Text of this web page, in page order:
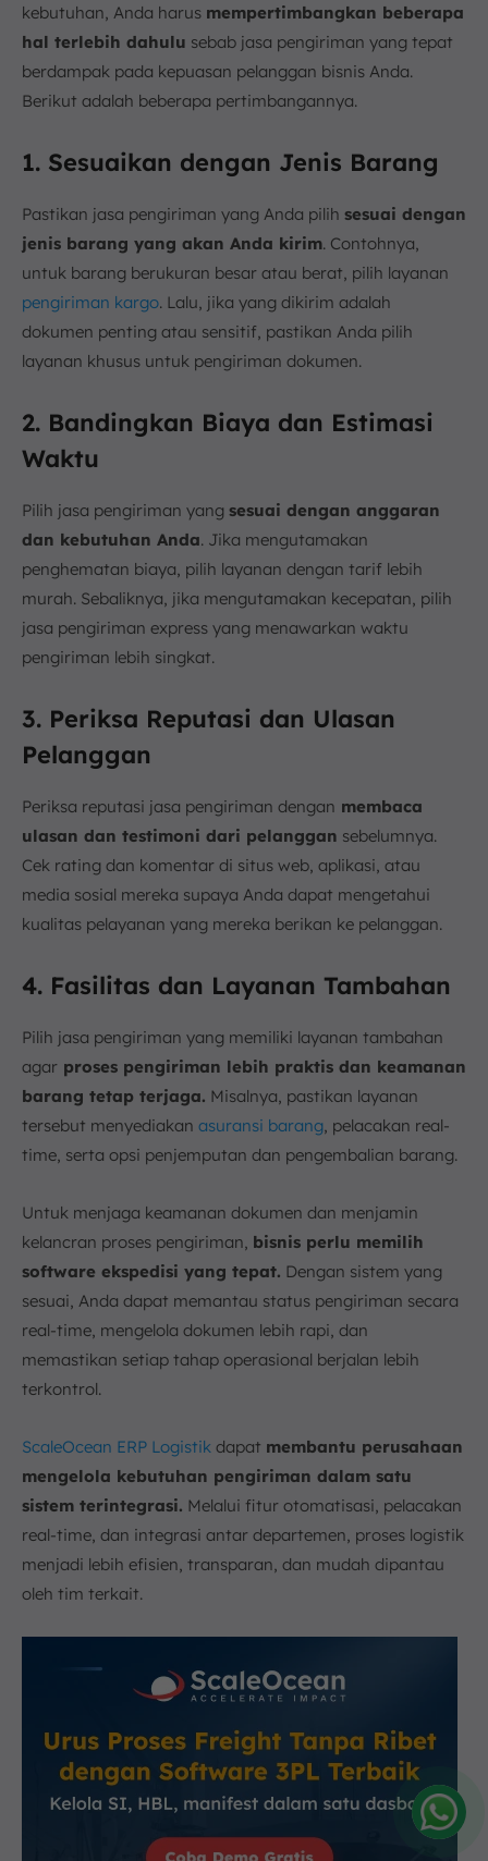
kebutuhan, Anda harus mempertimbangkan beberapa
hal terlebih dahulu sebab jasa pengiriman yang tepat
berdampak pada kepuasan pelanggan bisnis Anda.
Berikut adalah beberapa pertimbangannya.
1. Sesuaikan dengan Jenis Barang
Pastikan jasa pengiriman yang Anda pilih sesuai dengan
jenis barang yang akan Anda kirim. Contohnya,
untuk barang berukuran besar atau berat, pilih layanan
pengiriman kargo. Lalu, jika yang dikirim adalah
dokumen penting atau sensitif, pastikan Anda pilih
layanan khusus untuk pengiriman dokumen.
2. Bandingkan Biaya dan Estimasi
Waktu
Pilih jasa pengiriman yang sesuai dengan anggaran
dan kebutuhan Anda. Jika mengutamakan
penghematan biaya, pilih layanan dengan tarif lebih
murah. Sebaliknya, jika mengutamakan kecepatan, pilih
jasa pengiriman express yang menawarkan waktu
pengiriman lebih singkat.
3. Periksa Reputasi dan Ulasan
Pelanggan
Periksa reputasi jasa pengiriman dengan membaca
ulasan dan testimoni dari pelanggan sebelumnya.
Cek rating dan komentar di situs web, aplikasi, atau
media sosial mereka supaya Anda dapat mengetahui
kualitas pelayanan yang mereka berikan ke pelanggan.
4. Fasilitas dan Layanan Tambahan
Pilih jasa pengiriman yang memiliki layanan tambahan
agar proses pengiriman lebih praktis dan keamanan
barang tetap terjaga. Misalnya, pastikan layanan
tersebut menyediakan asuransi barang , pelacakan real-
time, serta opsi penjemputan dan pengembalian barang.
Untuk menjaga keamanan dokumen dan menjamin
kelancran proses pengiriman, bisnis perlu memilih
software ekspedisi yang tepat. Dengan sistem yang
sesuai, Anda dapat memantau status pengiriman secara
real-time, mengelola dokumen lebih rapi, dan
memastikan setiap tahap operasional berjalan lebih
terkontrol.
ScaleOcean ERP Logistik dapat membantu perusahaan
mengelola kebutuhan pengiriman dalam satu
sistem terintegrasi. Melalui fitur otomatisasi, pelacakan
real-time, dan integrasi antar departemen, proses logistik
menjadi lebih efisien, transparan, dan mudah dipantau
oleh tim terkait.